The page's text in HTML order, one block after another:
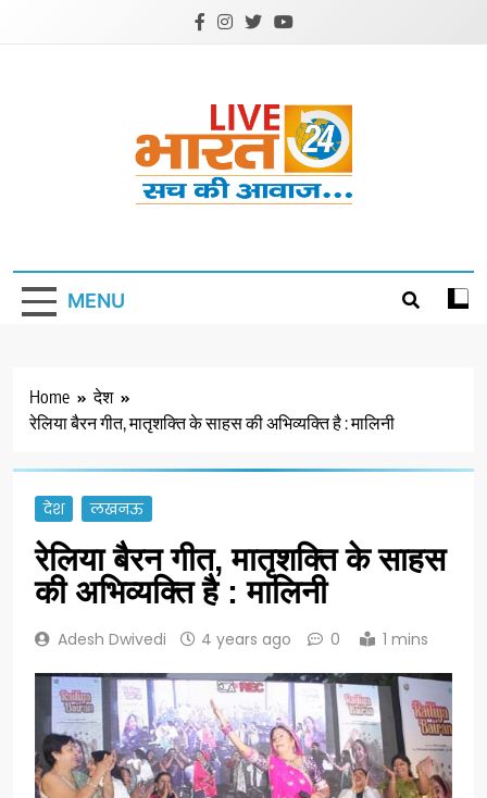
MENU
Home
देश
रेलिया बैरन गीत, मातृशक्ति के साहस की अभिव्यक्ति है : मालिनी
देश लखनऊ
रेलिया बैरन गीत, मातृशक्ति के साहस
की अभिव्यक्ति है : मालिनी
Adesh Dwivedi 4 years ago 0 1 mins